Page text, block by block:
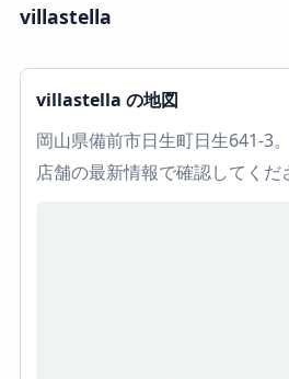
villastella
villastella の地図
岡山県備前市日生町日生641-3
店舗の最新情報で確認してくだ